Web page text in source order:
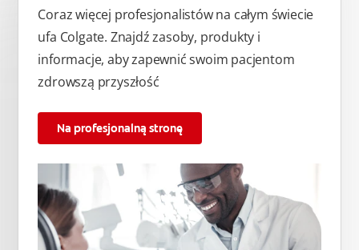
Coraz więcej profesjonalistów na całym świecie
ufa Colgate. Znajdź zasoby, produkty i
informacje, aby zapewnić swoim pacjentom
zdrowszą przyszłość
Na profesjonalną stronę